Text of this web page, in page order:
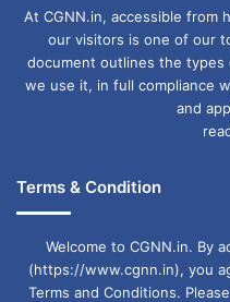
At CGNN.in, accessible
our visitors is one of our
document outlines the
we use it, in full compliance
and
Terms & Condition
Welcome to CGNN.in. By
(https://www.cgnn.in), you
Terms and Conditions.